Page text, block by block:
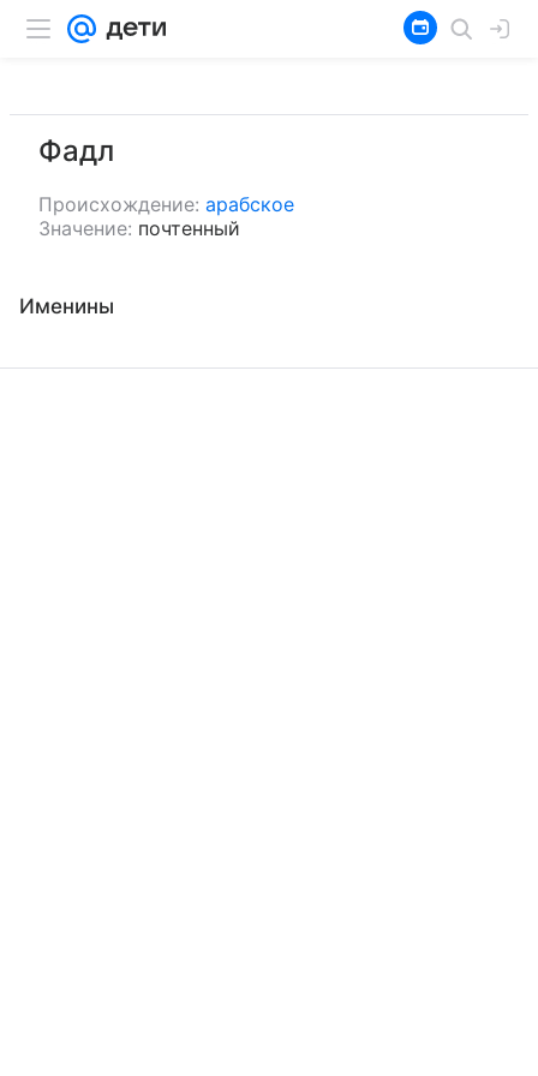
Фадл
Происхождение: арабское
Значение: почтенный
Именины